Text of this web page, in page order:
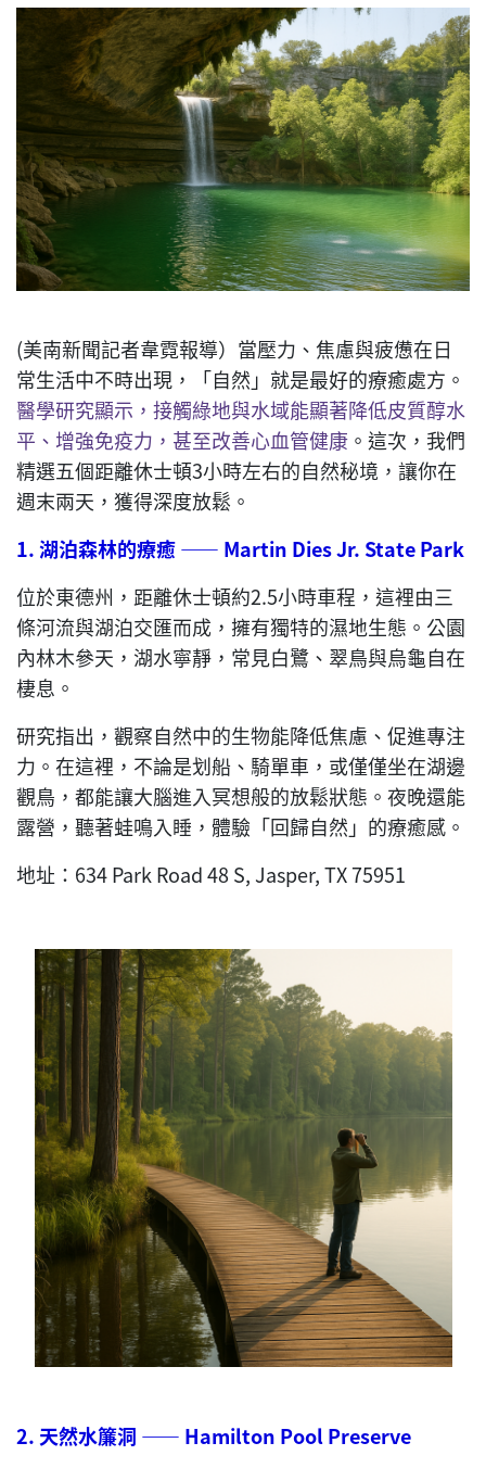
(美南新聞記者韋霓報導）當壓力、焦慮與疲憊在日
常生活中不時出現，「自然」就是最好的療癒處方。
醫學研究顯示，接觸綠地與水域能顯著降低皮質醇水
平、增強免疫力，甚至改善心血管健康 。這次，我們
精選五個距離休士頓3小時左右的自然秘境，讓你在
週末兩天，獲得深度放鬆。
1.湖泊森林的療癒—— Martin Dies Jr. State Park
位於東德州，距離休士頓約2.5小時車程，這裡由三
條河流與湖泊交匯而成，擁有獨特的濕地生態。公園
內林木參天，湖水寧靜，常見白鷺、翠鳥與烏龜自在
棲息。
研究指出，觀察自然中的生物能降低焦慮、促進專注
力。在這裡，不論是划船、騎單車，或僅僅坐在湖邊
觀鳥，都能讓大腦進入冥想般的放鬆狀態。夜晚還能
露營，聽著蛙鳴入睡，體驗「回歸自然」的療癒感。
地址：634 Park Road 48 S, Jasper, TX 75951
2. 天然水簾洞 —— Hamilton Pool Preserve